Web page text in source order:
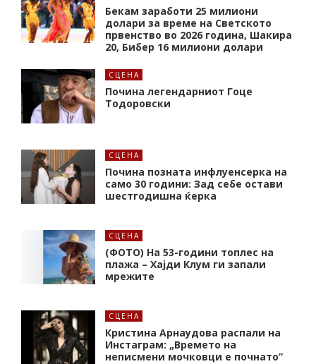
Бекам заработи 25 милиони
долари за време на Светското
првенство во 2026 година, Шакира
20, Бибер 16 милиони долари
СЦЕНА
Почина легендарниот Гоце
Тодоровски
СЦЕНА
Почина позната инфлуенсерка на
само 30 години: Зад себе остави
шестгодишна ќерка
СЦЕНА
(ФОТО) На 53-години топлес на
плажа – Хајди Клум ги запали
мрежите
СЦЕНА
Кристина Арнаудова распали на
Инстаграм: „Времето на
неписмени мочковци е почнато”